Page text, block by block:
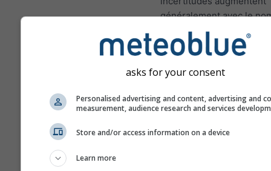
généralement avec le
jours de prévisions en
Les prévisions sont
fait, plusieurs modèles
différentes variables de
seront calculés afin
météorologiques.
asks for your consent
Personalised advertising and content, advertising and
measurement, audience research and services
Store and/or access information on a device
Learn more